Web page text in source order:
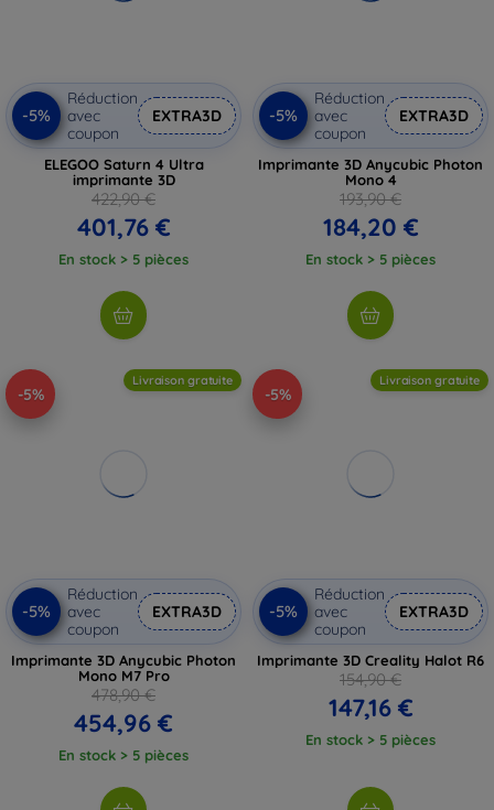
-5%
Réduction
avec
coupon
EXTRA3D
ELEGOO Saturn 4 Ultra
imprimante 3D
422,90 €
401,76 €
En stock > 5 pièces
-5%
Réduction
avec
coupon
EXTRA3D
Imprimante 3D Anycubic Photon
Mono 4
193,90 €
184,20 €
En stock > 5 pièces
-5%
Livraison gratuite
-5%
Réduction
avec
coupon
EXTRA3D
Imprimante 3D Anycubic Photon
Mono M7 Pro
478,90 €
454,96 €
En stock > 5 pièces
-5%
Livraison gratuite
-5%
Réduction
avec
coupon
EXTRA3D
Imprimante 3D Creality Halot R6
154,90 €
147,16 €
En stock > 5 pièces